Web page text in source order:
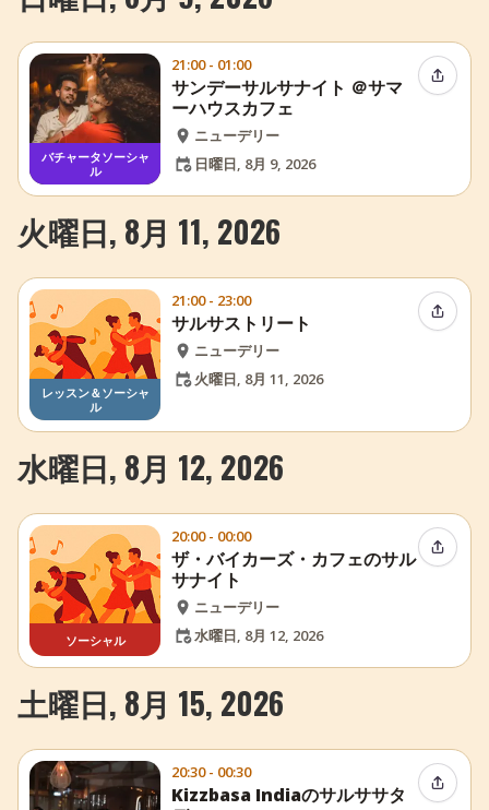
バチャータソーシャ
ル
21:00 - 01:00
サンデーサルサナイト ＠サマ
ーハウスカフェ
ニューデリー
日曜日, 8月 9, 2026
イベン
火曜日, 8月 11, 2026
レッスン＆ソーシャ
ル
21:00 - 23:00
サルサストリート
ニューデリー
火曜日, 8月 11, 2026
イベン
水曜日, 8月 12, 2026
ソーシャル
20:00 - 00:00
ザ・バイカーズ・カフェのサル
サナイト
ニューデリー
水曜日, 8月 12, 2026
イベン
土曜日, 8月 15, 2026
20:30 - 00:30
Kizzbasa Indiaのサルササタ
イベン